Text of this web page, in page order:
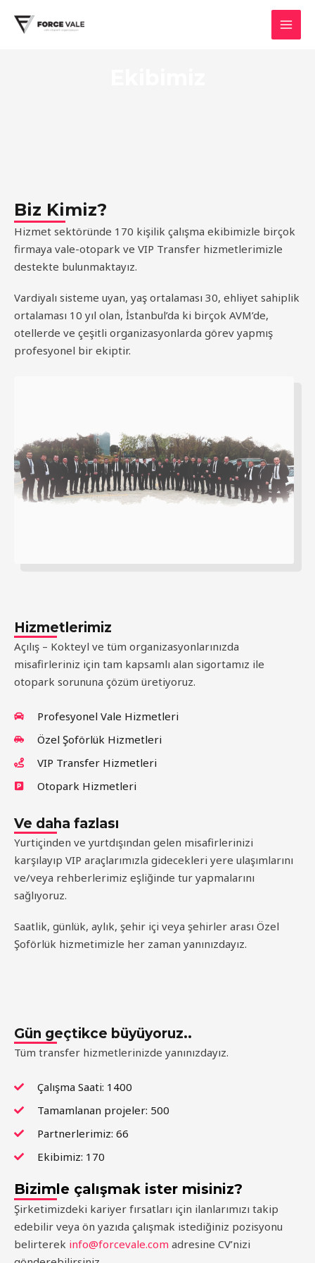
atla
Biz Kimiz?
Hizmet sektöründe 170 kişilik çalışma ekibimizle birçok
firmaya vale-otopark ve VIP Transfer hizmetlerimizle
destekte bulunmaktayız.
Vardiyalı sisteme uyan, yaş ortalaması 30, ehliyet sahiplik
ortalaması 10 yıl olan, İstanbul’da ki birçok AVM’de,
otellerde ve çeşitli organizasyonlarda görev yapmış
profesyonel bir ekiptir.
Hizmetlerimiz
Açılış – Kokteyl ve tüm organizasyonlarınızda
misafirleriniz için tam kapsamlı alan sigortamız ile
otopark sorununa çözüm üretiyoruz.
Profesyonel Vale Hizmetleri
Özel Şoförlük Hizmetleri
VIP Transfer Hizmetleri
Otopark Hizmetleri
Ve daha fazlası
Yurtiçinden ve yurtdışından gelen misafirlerinizi
karşılayıp VIP araçlarımızla gidecekleri yere ulaşımlarını
ve/veya rehberlerimiz eşliğinde tur yapmalarını
sağlıyoruz.
Saatlik, günlük, aylık, şehir içi veya şehirler arası Özel
Şoförlük hizmetimizle her zaman yanınızdayız.
Gün geçtikce büyüyoruz..
Tüm transfer hizmetlerinizde yanınızdayız.
Çalışma Saati: 1400
Tamamlanan projeler: 500
Partnerlerimiz: 66
Ekibimiz: 170
Bizimle çalışmak ister misiniz?
Şirketimizdeki kariyer fırsatları için ilanlarımızı takip
edebilir veya ön yazıda çalışmak istediğiniz pozisyonu
belirterek info@forcevale.com adresine CV’nizi